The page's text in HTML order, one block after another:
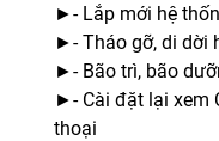
►- Lắp mới hệ
►- Tháo gỡ, di dời
►- Bão trì, bão
►- Cài đặt lại xem
thoại